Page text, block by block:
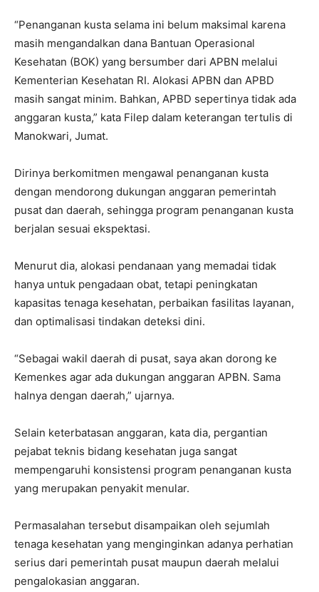
“Penanganan kusta selama ini belum maksimal karena
masih mengandalkan dana Bantuan Operasional
Kesehatan (BOK) yang bersumber dari APBN melalui
Kementerian Kesehatan RI. Alokasi APBN dan APBD
masih sangat minim. Bahkan, APBD sepertinya tidak ada
anggaran kusta,” kata Filep dalam keterangan tertulis di
Manokwari, Jumat.
Dirinya berkomitmen mengawal penanganan kusta
dengan mendorong dukungan anggaran pemerintah
pusat dan daerah, sehingga program penanganan kusta
berjalan sesuai ekspektasi.
Menurut dia, alokasi pendanaan yang memadai tidak
hanya untuk pengadaan obat, tetapi peningkatan
kapasitas tenaga kesehatan, perbaikan fasilitas layanan,
dan optimalisasi tindakan deteksi dini.
“Sebagai wakil daerah di pusat, saya akan dorong ke
Kemenkes agar ada dukungan anggaran APBN. Sama
halnya dengan daerah,” ujarnya.
Selain keterbatasan anggaran, kata dia, pergantian
pejabat teknis bidang kesehatan juga sangat
mempengaruhi konsistensi program penanganan kusta
yang merupakan penyakit menular.
Permasalahan tersebut disampaikan oleh sejumlah
tenaga kesehatan yang menginginkan adanya perhatian
serius dari pemerintah pusat maupun daerah melalui
pengalokasian anggaran.